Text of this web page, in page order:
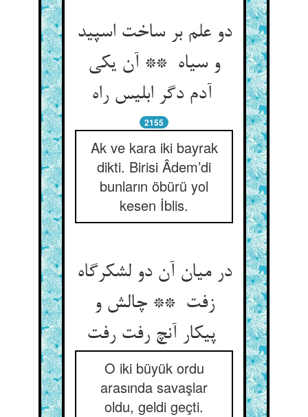
دو علم بر ساخت اسپید
و سیاه ** آن یکی
2155
Ak ve kara iki bayrak
dikti. Birisi Âdem’di
bunların öbürü yol
kesen İblis.
در میان آن دو لشکرگاه
زفت ** چالش و
O iki büyük ordu
arasında savaşlar
oldu, geldi geçti.